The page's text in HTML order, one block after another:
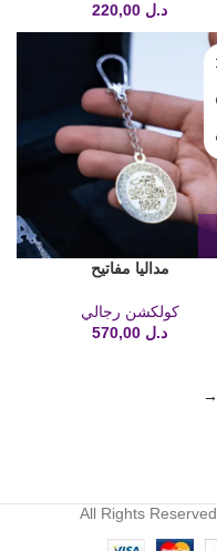
د.ل
مداليا مفاتيح
كولكشن رجالي
د.ل
→
All Rights